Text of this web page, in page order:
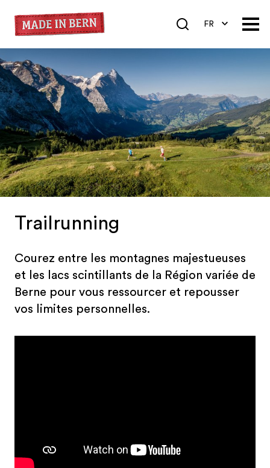
FR
Trailrunning
Courez entre les montagnes majestueuses
et les lacs scintillants de la Région variée de
Berne pour vous ressourcer et repousser
vos limites personnelles.